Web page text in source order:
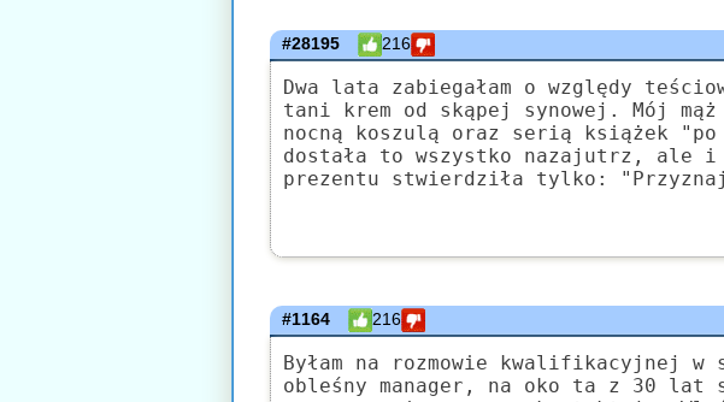
#28195 216
Dwa lata zabiegałam o względy
tani krem od skąpej synowej. Mój
nocną koszulą oraz serią książek "po
dostała to wszystko nazajutrz, ale i
prezentu stwierdziła tylko:
#1164 216
Byłam na rozmowie kwalifikacyjnej w
obleśny manager, na oko ta z 30 lat